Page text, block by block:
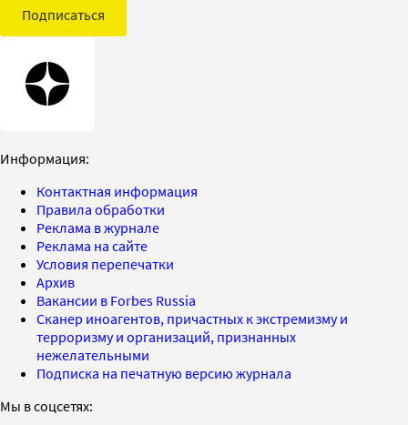
Подписаться
Информация:
Контактная информация
Правила обработки
Реклама в журнале
Реклама на сайте
Условия перепечатки
Архив
Вакансии в Forbes Russia
Сканер иноагентов, причастных к экстремизму и
терроризму и организаций, признанных
нежелательными
Подписка на печатную версию журнала
Мы в соцсетях: